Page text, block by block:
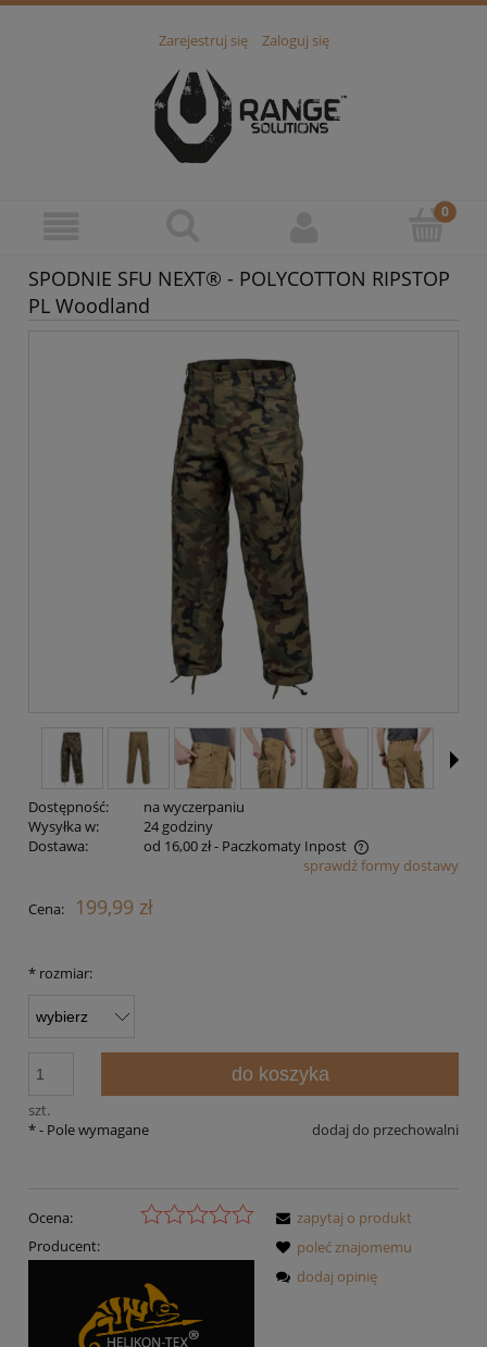
Zarejestruj się Zaloguj się
SPODNIE SFU NEXT® - POLYCOTTON RIPSTOP
PL Woodland
Dostępność:
na wyczerpaniu
Wysyłka w:
24 godziny
Dostawa:
od 16,00 zł- Paczkomaty Inpost
Cena nie zawiera ewentualnych kosztów płatnościsprawdź formy dostawy
Cena: 199,99 zł
* rozmiar:
szt.
do koszyka
dodaj do przechowalni
*- Pole wymagane
Ocena:
Producent:
zapytaj o produkt
poleć znajomemu
dodaj opinię